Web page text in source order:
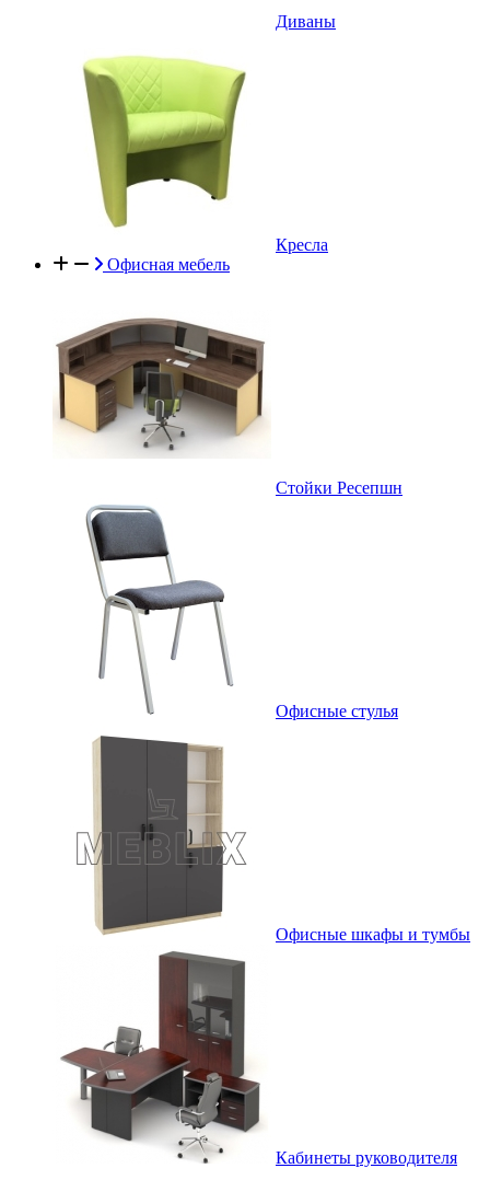
Диваны
Кресла
Офисная мебель
Стойки Ресепшн
Офисные стулья
Офисные шкафы и тумбы
Кабинеты руководителя